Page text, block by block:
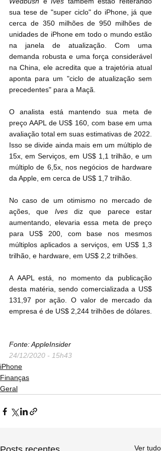
sua tese de "super ciclo" do iPhone, já que
cerca de 350 milhões de 950 milhões de
unidades de iPhone em todo o mundo estão
na janela de atualização. Com uma
demanda robusta e uma força considerável
na China, ele acredita que a trajetória atual
aponta para um "ciclo de atualização sem
precedentes" para a Maçã.
O analista está mantendo sua meta de
preço AAPL de US$ 160, com base em uma
avaliação total em suas estimativas de 2022.
Isso se divide ainda mais em um múltiplo de
15x, em Serviços, em US$ 1,1 trilhão, e um
múltiplo de 6,5x, nos negócios de hardware
da Apple, em cerca de US$ 1,7 trilhão.
No caso de um otimismo no mercado de
ações, que Ives diz que parece estar
aumentando, elevaria essa meta de preço
para US$ 200, com base nos mesmos
múltiplos aplicados a serviços, em US$ 1,3
trilhão, e hardware, em US$ 2,2 trilhões.
A AAPL está, no momento da publicação
desta matéria, sendo comercializada a US$
131,97 por ação. O valor de mercado da
empresa é de US$ 2,244 trilhões de dólares.
Fonte: AppleInsider
24/12/2020 - 15h43
iPhone
Finanças
Geral
Ver tudo